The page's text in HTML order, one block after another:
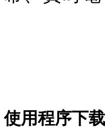
使用程序下载